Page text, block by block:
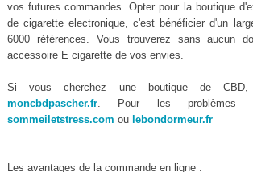
vos futures commandes. Opter pour la boutique
de cigarette electronique, c'est bénéficier d'un
6000 références. Vous trouverez sans aucun
accessoire E cigarette de vos envies.
Si vous cherchez une boutique de
moncbdpascher.fr. Pour les problèmes
sommeiletstress.com ou lebondormeur.fr
Les avantages de la commande en ligne :